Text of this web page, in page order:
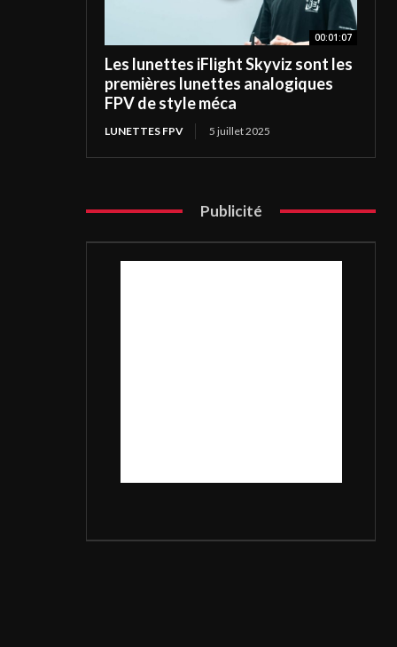
00:01:07
Les lunettes iFlight Skyviz sont les
premières lunettes analogiques
FPV de style méca
LUNETTES FPV 5 juillet 2025
Publicité